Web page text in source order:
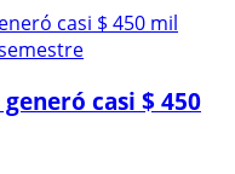
casi $ 450